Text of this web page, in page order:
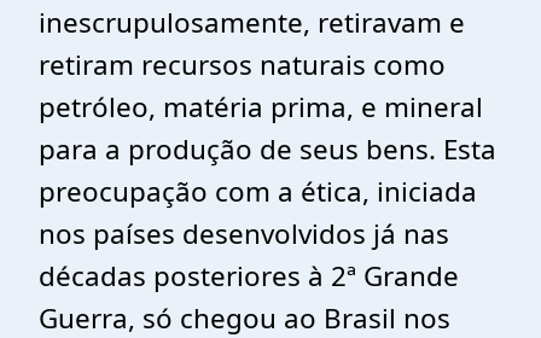
inescrupulosamente, retiravam e
retiram recursos naturais como
petróleo, matéria prima, e mineral
para a produção de seus bens. Esta
preocupação com a ética, iniciada
nos países desenvolvidos já nas
décadas posteriores à 2ª Grande
Guerra, só chegou ao Brasil nos